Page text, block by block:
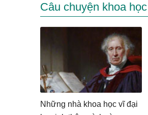
Câu chuyện khoa học
Những nhà khoa học vĩ đại